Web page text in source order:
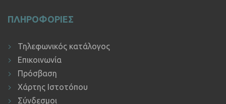
ΠΛΗΡΟΦΟΡΙΕΣ
Τηλεφωνικός κατάλογος
Επικοινωνία
Πρόσβαση
Χάρτης Ιστοτόπου
Σύνδεσμοι